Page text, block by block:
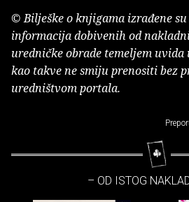
© Bilješke o knjigama izrađene
informacija dobivenih od
uredničke obrade temeljem uvida
kao takve ne smiju prenositi bez
uredništvom portala.
– OD ISTOG